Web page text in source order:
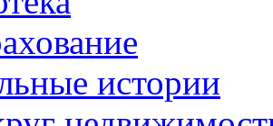
истории